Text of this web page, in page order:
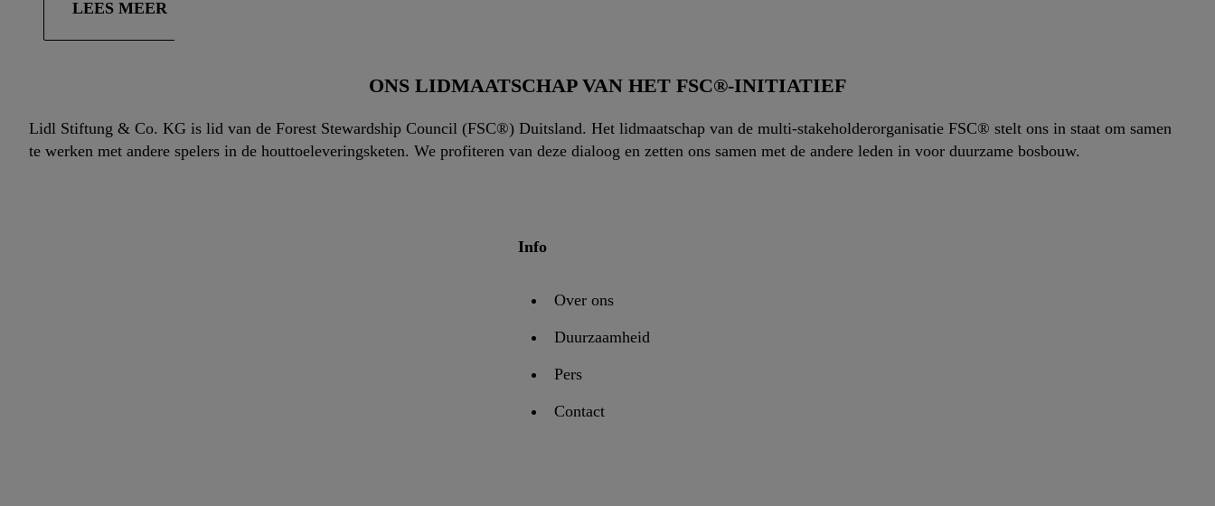
LEES MEER
ONS LIDMAATSCHAP VAN HET FSC®-INITIATIEF
Lidl Stiftung & Co. KG is lid van de Forest Stewardship Council (FSC®) Duitsland. Het lidmaatschap van de multi-stakeholderorganisatie FSC® stelt ons in staat om samen
te werken met andere spelers in de houttoeleveringsketen. We profiteren van deze dialoog en zetten ons samen met de andere leden in voor duurzame bosbouw.
Info
Over ons
Duurzaamheid
Pers
Contact